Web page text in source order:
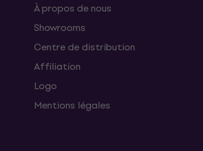
À propos de nous
Showrooms
Centre de distribution
Affiliation
Logo
Mentions légales